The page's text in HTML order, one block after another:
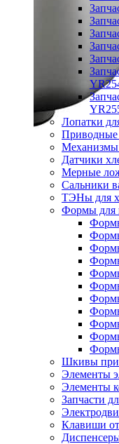
Лопатки
Приводные
Механизмы
Датчики
Мерные
Сальники
ТЭНы для
Формы для
Шкивы
Элементы
Элементы
Запчасти
Клавиши